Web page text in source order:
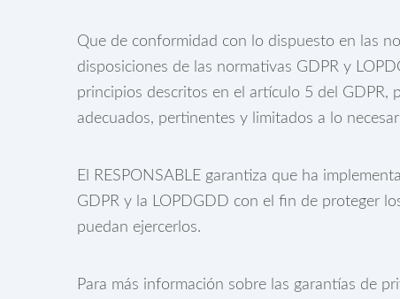
Que de conformidad con lo dispuesto en las
disposiciones de las normativas GDPR y
principios descritos en el artículo 5 del GDPR,
adecuados, pertinentes y limitados a lo
El RESPONSABLE garantiza que ha
GDPR y la LOPDGDD con el fin de proteger
puedan ejercerlos.
Para más información sobre las garantías de